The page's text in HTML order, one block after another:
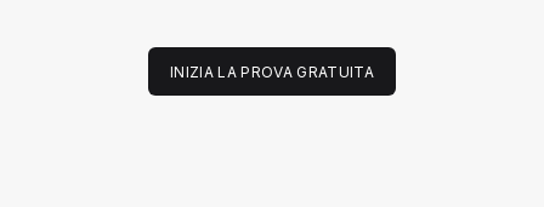
INIZIA LA PROVA GRATUITA